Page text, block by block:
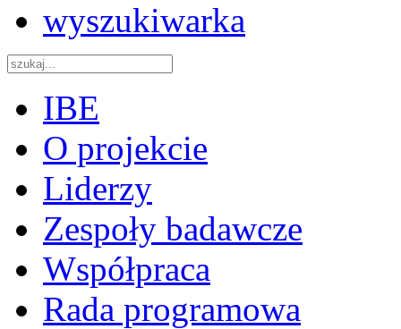
wyszukiwarka
IBE
O projekcie
Liderzy
Zespoły badawcze
Współpraca
Rada programowa